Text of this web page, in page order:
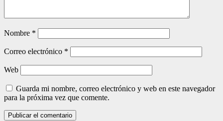
Nombre *
Correo electrónico *
Web
Guarda mi nombre, correo electrónico y web en este navegador
para la próxima vez que comente.